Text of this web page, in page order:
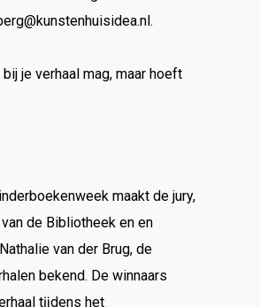
je verhaal mag, maar hoeft
maakt de jury,
de Bibliotheek en en
van der Brug, de
bekend. De winnaars
tĳdens het